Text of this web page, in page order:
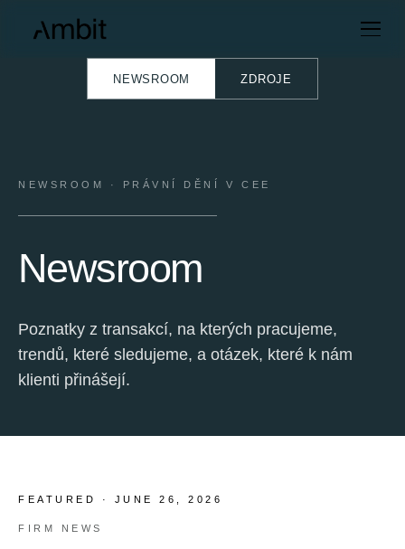
NEWSROOM ZDROJE
NEWSROOM · PRÁVNÍ DĚNÍ V CEE
Newsroom
Poznatky z transakcí, na kterých pracujeme,
trendů, které sledujeme, a otázek, které k nám
klienti přinášejí.
FEATURED · JUNE 26, 2026
FIRM NEWS